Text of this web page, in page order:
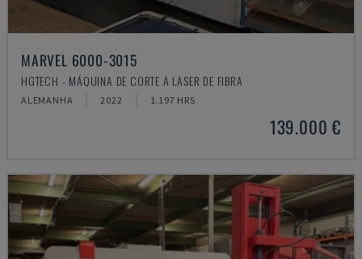
MARVEL 6000-3015
HGTECH - MÁQUINA DE CORTE A LASER DE FIBRA
ALEMANHA 2022 1.197 HRS
139.000 €